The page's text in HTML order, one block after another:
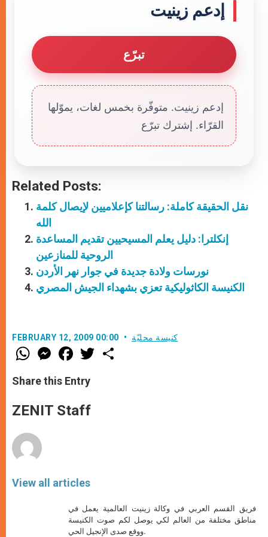
إدعم زينيت
تبرّع
إدعم زينيت. متوفّرة بخمس لغات، يموّلها
القرّاء. إشترك تبرّع
Related Posts:
نقل الحقيقة كاملة: رسالتنا كإعلاميين لإيصال كلمة
الله
إنكلترا: دليل يعلم المسيحيين تقديم المساعدة
الروحية للمنازعين
نورسات ولادة جديدة في جوار نهر الأردن
الكنيسة الكاثوليكية تعزي بشهداء الجيش المصري
FEBRUARY 12, 2009 00:00 كنيسة محليّة
W
h
t
s
p
p
M
e
s
e
g
e
F
a
e
b
o
k
w
Share this Entry
ZENIT Staff
View all articles
فريق القسم العربي في وكالة زينيت العالمية يعمل في
مناطق مختلفة من العالم لكي يوصل لكم صوت الكنيسة
ووقع صدى الإنجيل الحي.